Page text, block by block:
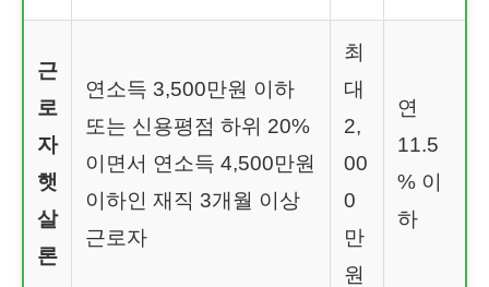
근
로
자
햇
살
론
연소득 3,500만원 이하
또는 신용평점 하위 20%
이면서 연소득 4,500만원
이하인 재직 3개월 이상
근로자
최
대
2,
00
0
만
원
연
11.5
% 이
하